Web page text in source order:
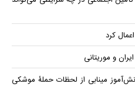
کرد
و موریتانی
مینابی از لحظات حملۀ موشکی